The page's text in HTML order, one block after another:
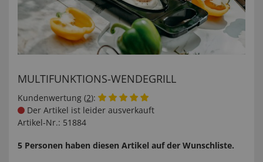
MULTIFUNKTIONS-WENDEGRILL
Kundenwertung (2):
Der Artikel ist leider ausverkauft
Artikel-Nr.: 51884
5 Personen haben diesen Artikel auf der Wunschliste.